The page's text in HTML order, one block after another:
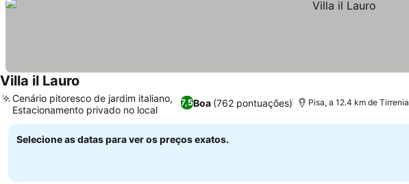
Villa il Lauro
7,5Boa (762 pontuações)
Cenário pitoresco de jardim italiano,
Estacionamento privado no local
Pisa, a 12.4 km de Tirrenia
Selecione as datas para ver os preços exatos.